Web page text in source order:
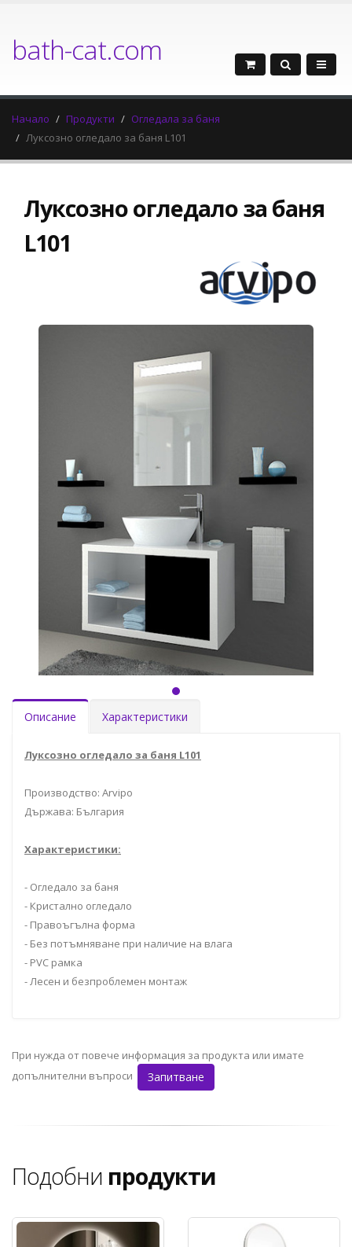
bath-cat.com
Начало Продукти
Огледала за баня
Луксозно огледало за баня L101
Луксозно огледало за баня
L101
Описание Характеристики
Луксозно огледало за баня L101
Производство: Arvipo
Държава: България
Характеристики:
- Огледало за баня
- Кристално огледало
- Правоъгълна форма
- Без потъмняване при наличие на влага
- PVC рамка
- Лесен и безпроблемен монтаж
При нужда от повече информация за продукта или имате
допълнителни въпроси
Запитване
Подобни продукти